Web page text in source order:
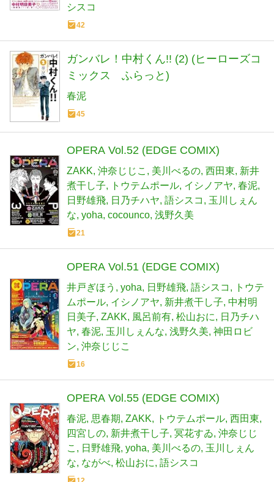
シスコ
42
ガンバレ！中村くん!! (2) (ヒーローズコ
ミックス ふらっと)
春泥
45
OPERA Vol.52 (EDGE COMIX)
ZAKK 沖奈じじこ 美川べるの 西田東 新井
煮干し子
トウテムポール イシノアヤ 春泥
日野雄飛
日乃チハヤ 語シスコ
玉川しぇん
な yoha cocounco 浅野久美
21
OPERA Vol.51 (EDGE COMIX)
井戸ぎほう yoha 日野雄飛 語シスコ
トウテ
ムポール イシノアヤ 新井煮干し子 中村明
日美子 ZAKK 風呂前有 松山おに
日乃チハ
ヤ 春泥 玉川しぇんな 浅野久美 神田ロビ
ン 沖奈じじこ
16
OPERA Vol.55 (EDGE COMIX)
春泥 思春期 ZAKK トウテムポール 西田東
四宮しの 新井煮干し子 冥花すゐ 沖奈じじ
こ
日野雄飛 yoha 美川べるの 玉川しぇん
な ながべ 松山おに 語シスコ